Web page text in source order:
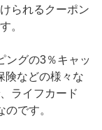
られるクーポン
。
ングの3％キャッ
険などの様々な
ライフカード
です。